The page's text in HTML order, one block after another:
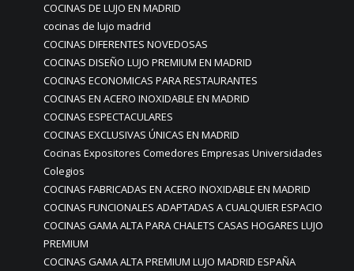
COCINAS DE LUJO EN MADRID
cocinas de lujo madrid
COCINAS DIFERENTES NOVEDOSAS
COCINAS DISEÑO LUJO PREMIUM EN MADRID
COCINAS ECONOMICAS PARA RESTAURANTES
COCINAS EN ACERO INOXIDABLE EN MADRID
COCINAS ESPECTACULARES
COCINAS EXCLUSIVAS ÚNICAS EN MADRID
Cocinas Expositores Comedores Empresas Universidades
Colegios
COCINAS FABRICADAS EN ACERO INOXIDABLE EN MADRID
COCINAS FUNCIONALES ADAPTADAS A CUALQUIER ESPACIO
COCINAS GAMA ALTA PARA CHALETS CASAS HOGARES LUJO
PREMIUM
COCINAS GAMA ALTA PREMIUM LUJO MADRID ESPAÑA